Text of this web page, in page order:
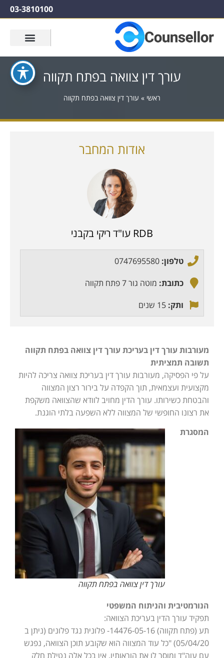
03-3810100
עורך דין צוואה בפתח תקווה
ראשי » עורך דין צוואה בפתח תקווה
אודות המחבר
RDB עו"ד ריקי בקבני
טלפון: 0747695580
כתובת: מוטה גור 7 פתח תקווה
ותק: 15 שנים
מעורבות עורך דין בעריכת עורך דין צוואה בפתח תקווה
תשובה תמציתית
על פי הפסיקה, מעורבות עורך דין בעריכת צוואה צריכה להיות
מקצועית ועצמאית, תוך הקפדה על בירור רצון המצווה
והבטחת כשירותו. עורך הדין מחויב לוודא שהצוואה משקפת
את רצונו החופשי של המצווה ללא השפעה בלתי הוגנת.
עורך דין צוואה בפתח תקווה
המסגרת
הנורמטיבית והניתוח המשפטי
תפקיד עורך הדין בעריכת הצוואה:
תע (פתח תקווה) 14476-05-16- פלונית נגד פלונים (ניתן ב
05/04/20) "כל עוד המצווה הוא שקובע תוכן הצוואה, נפגש
עם עוה"ד ומוסר לו את הוראותיו, אין בכל אלה נטילת חלק